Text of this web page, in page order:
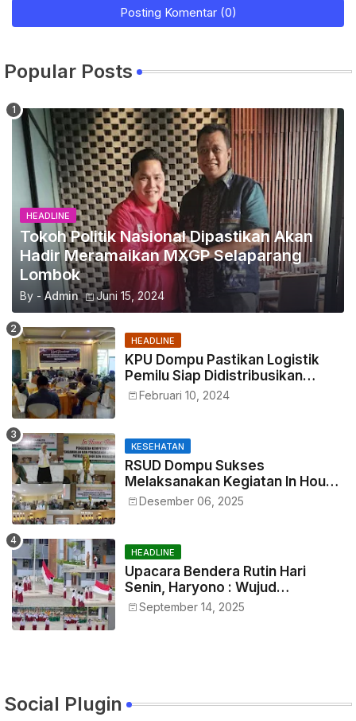
Posting Komentar (0)
Popular Posts
HEADLINE
Tokoh Politik Nasional Dipastikan Akan
Hadir Meramaikan MXGP Selaparang
Lombok
By - Admin Juni 15, 2024
HEADLINE
KPU Dompu Pastikan Logistik
Pemilu Siap Didistribusikan
Tepat Waktu
Februari 10, 2024
KESEHATAN
RSUD Dompu Sukses
Melaksanakan Kegiatan In House
Training Petugas
Desember 06, 2025
HEADLINE
Upacara Bendera Rutin Hari
Senin, Haryono : Wujud
Menumbuhkan Rasa
Nasionalisme Sejak Dini
September 14, 2025
Social Plugin